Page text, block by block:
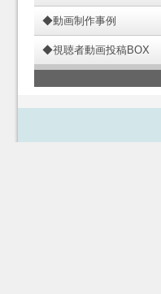
◆動画制作事例
◆視聴者動画投稿BOX